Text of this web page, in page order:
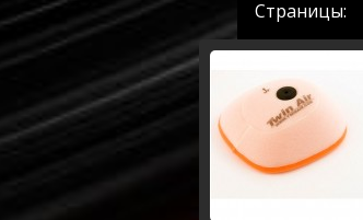
Страницы: